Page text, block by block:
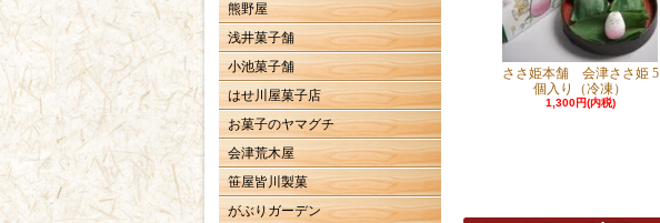
熊野屋
浅井菓子舗
小池菓子舗
はせ川屋菓子店
お菓子のヤマグチ
会津荒木屋
笹屋皆川製菓
がぶりガーデン
ささ姫本舗 会津ささ姫 5
個入り（冷凍）
1,300円(内税)